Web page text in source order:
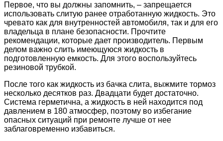
Первое, что вы должны запомнить, – запрещается
использовать слитую ранее отработанную жидкость. Это
чревато как для внутренностей автомобиля, так и для его
владельца в плане безопасности. Прочтите
рекомендации, которые дает производитель. Первым
делом важно слить имеющуюся жидкость в
подготовленную емкость. Для этого воспользуйтесь
резиновой трубкой.
После того как жидкость из бачка слита, выжмите тормоз
несколько десятков раз. Двадцати будет достаточно.
Система герметична, а жидкость в ней находится под
давлением в 180 атмосфер, поэтому во избегание
опасных ситуаций при ремонте лучше от нее
заблаговременно избавиться.